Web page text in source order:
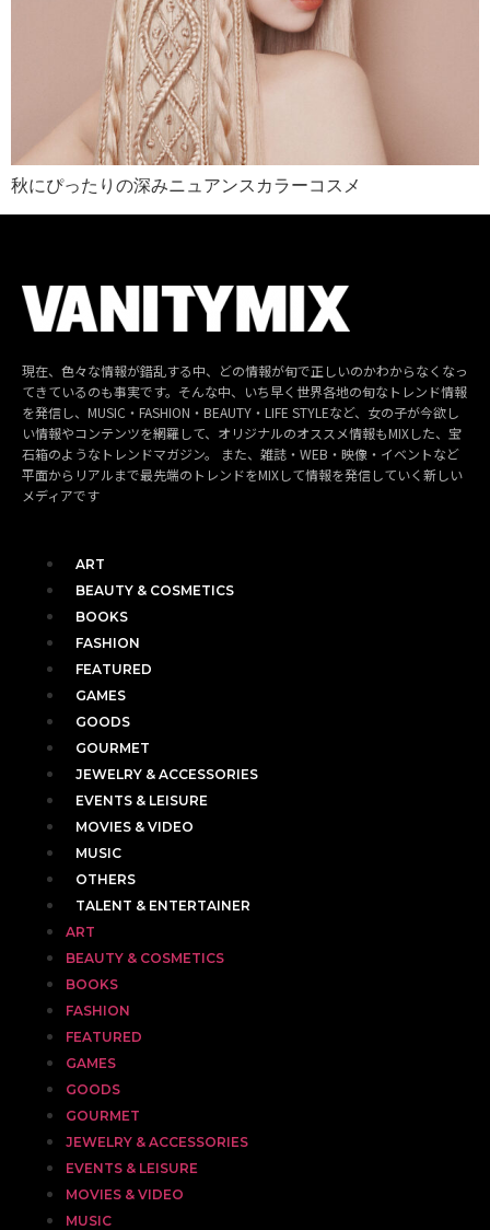
秋にぴったりの深みニュアンスカラーコスメ
現在、色々な情報が錯乱する中、どの情報が旬で正しいのかわからなくなっ
てきているのも事実です。そんな中、いち早く世界各地の旬なトレンド情報
を発信し、MUSIC・FASHION・BEAUTY・LIFE STYLEなど、女の子が今欲し
い情報やコンテンツを網羅して、オリジナルのオススメ情報もMIXした、宝
石箱のようなトレンドマガジン。 また、雑誌・WEB・映像・イベントなど
平面からリアルまで最先端のトレンドをMIXして情報を発信していく新しい
メディアです
ART
BEAUTY & COSMETICS
BOOKS
FASHION
FEATURED
GAMES
GOODS
GOURMET
JEWELRY & ACCESSORIES
EVENTS & LEISURE
MOVIES & VIDEO
MUSIC
OTHERS
TALENT & ENTERTAINER
ART
BEAUTY & COSMETICS
BOOKS
FASHION
FEATURED
GAMES
GOODS
GOURMET
JEWELRY & ACCESSORIES
EVENTS & LEISURE
MOVIES & VIDEO
MUSIC